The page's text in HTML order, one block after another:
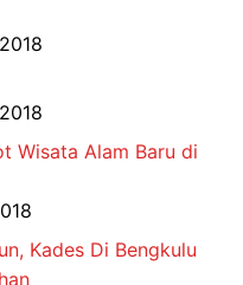
Wisata Alam Baru di
Kades Di Bengkulu